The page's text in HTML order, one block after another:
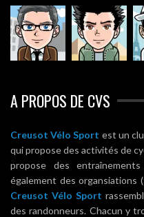
A PROPOS DE CVS
Creusot Vélo Sport est un
qui propose des activités de
propose des
également des organsiations
Creusot Vélo Sport
des randonneurs. Chacun y